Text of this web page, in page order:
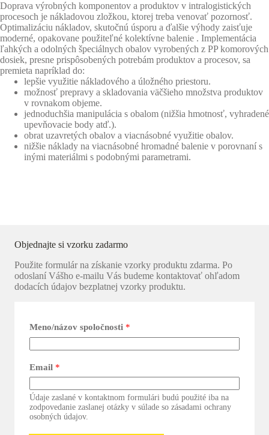
Doprava výrobných komponentov a produktov v intralogistických
procesoch je nákladovou zložkou, ktorej treba venovať pozornosť.
Optimalizáciu nákladov, skutočnú úsporu a ďalšie výhody zaisťuje
moderné, opakovane použiteľné kolektívne balenie . Implementácia
ľahkých a odolných špeciálnych obalov vyrobených z PP komorových
dosiek, presne prispôsobených potrebám produktov a procesov, sa
premieta napríklad do:
lepšie využitie nákladového a úložného priestoru.
možnosť prepravy a skladovania väčšieho množstva produktov
v rovnakom objeme.
jednoduchšia manipulácia s obalom (nižšia hmotnosť, vyhradené
upevňovacie body atď.).
obrat uzavretých obalov a viacnásobné využitie obalov.
nižšie náklady na viacnásobné hromadné balenie v porovnaní s
inými materiálmi s podobnými parametrami.
Objednajte si vzorku zadarmo
Použite formulár na získanie vzorky produktu zdarma. Po
odoslaní Vášho e-mailu Vás budeme kontaktovať ohľadom
dodacích údajov bezplatnej vzorky produktu.
Meno/názov spoločnosti *
Email *
Údaje zaslané v kontaktnom formulári budú použité iba na
zodpovedanie zaslanej otázky v súlade so zásadami ochrany
osobných údajov.